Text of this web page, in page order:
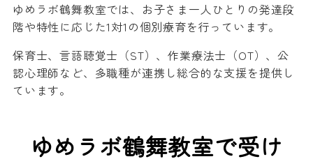
ゆめラボ鶴舞教室では、お子さま一人ひとりの発達段
階や特性に応じた1対1の個別療育を行っています。
保育士、言語聴覚士（ST）、作業療法士（OT）、公
認心理師など、多職種が連携し総合的な支援を提供し
ています。
ゆめラボ鶴舞教室で受け